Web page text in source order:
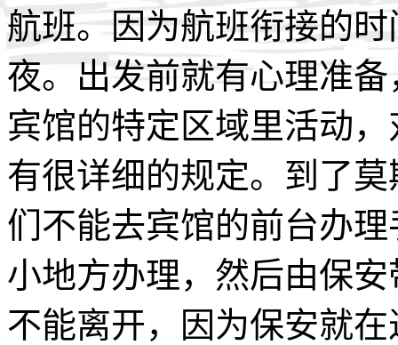
航班。因为航班衔接的
夜。出发前就有心理准
宾馆的特定区域里活动
有很详细的规定。到了
们不能去宾馆的前台办
小地方办理，然后由保
不能离开，因为保安就